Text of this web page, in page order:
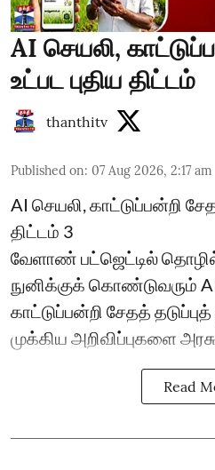
AI செயலி,
உட்பட புதிய திட்டம்
thanthitv
Published on: 07 Aug 2026, 2:17 am
AI செயலி, காட்டுப்பன்றி சேத
திட்டம் 3
வேளாண் பட்ஜெட்டில்
நுனிக்குக் கொண்டுவரும்
காட்டுப்பன்றி சேதத்
முக்கிய அறிவிப்புகளை
Read